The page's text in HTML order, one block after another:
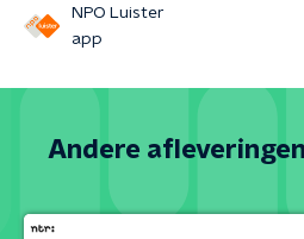
NPO Luister
app
Andere afleveringen